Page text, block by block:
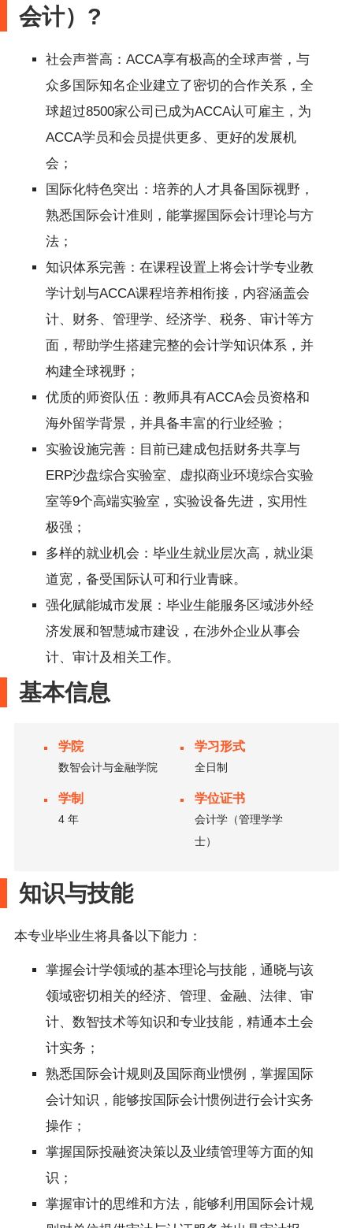
会计）?
社会声誉高：ACCA享有极高的全球声誉，与
众多国际知名企业建立了密切的合作关系，全
球超过8500家公司已成为ACCA认可雇主，为
ACCA学员和会员提供更多、更好的发展机
会；
国际化特色突出：培养的人才具备国际视野，
熟悉国际会计准则，能掌握国际会计理论与方
法；
知识体系完善：在课程设置上将会计学专业教
学计划与ACCA课程培养相衔接，内容涵盖会
计、财务、管理学、经济学、税务、审计等方
面，帮助学生搭建完整的会计学知识体系，并
构建全球视野；
优质的师资队伍：教师具有ACCA会员资格和
海外留学背景，并具备丰富的行业经验；
实验设施完善：目前已建成包括财务共享与
ERP沙盘综合实验室、虚拟商业环境综合实验
室等9个高端实验室，实验设备先进，实用性
极强；
多样的就业机会：毕业生就业层次高，就业渠
道宽，备受国际认可和行业青睐。
强化赋能城市发展：毕业生能服务区域涉外经
济发展和智慧城市建设，在涉外企业从事会
计、审计及相关工作。
基本信息
学院
数智会计与金融学院
学习形式
全日制
学制
4 年
学位证书
会计学（管理学学
士）
知识与技能
本专业毕业生将具备以下能力：
掌握会计学领域的基本理论与技能，通晓与该
领域密切相关的经济、管理、金融、法律、审
计、数智技术等知识和专业技能，精通本土会
计实务；
熟悉国际会计规则及国际商业惯例，掌握国际
会计知识，能够按国际会计惯例进行会计实务
操作；
掌握国际投融资决策以及业绩管理等方面的知
识；
掌握审计的思维和方法，能够利用国际会计规